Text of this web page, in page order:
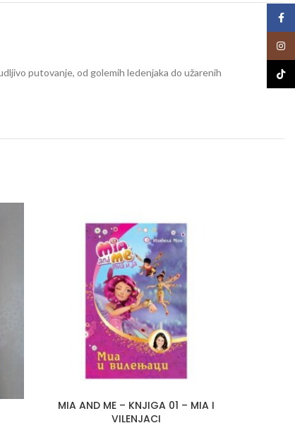
putovanje, od golemih ledenjaka do užarenih
MIA AND ME – KNJIGA 01 – MIA I
VILENJACI